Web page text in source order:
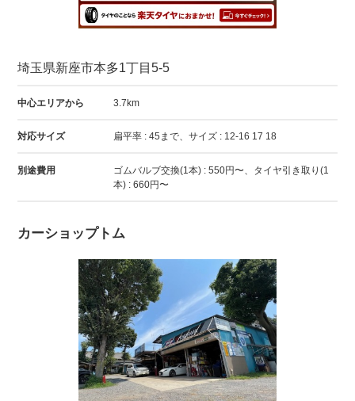
埼玉県新座市本多1丁目5-5
中心エリアから 3.7km
対応サイズ 扁平率 : 45まで、サイズ : 12-16 17 18
別途費用
ゴムバルブ交換(1本) : 550円〜、タイヤ引き取り(1
本) : 660円〜
カーショップトム